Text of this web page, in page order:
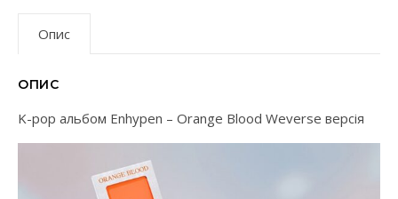
Опис
ОПИС
K-pop альбом Enhypen – Orange Blood Weverse версія